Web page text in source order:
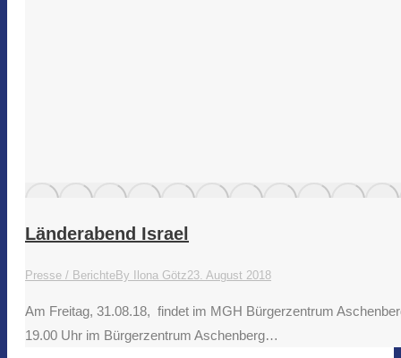
Länderabend Israel
Presse / BerichteBy Ilona Götz23. August 2018
Am Freitag, 31.08.18, findet im MGH Bürgerzentrum
19.00 Uhr im Bürgerzentrum Aschenberg…